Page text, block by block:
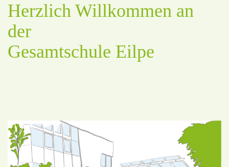
Herzlich Willkommen an
der
Gesamtschule Eilpe